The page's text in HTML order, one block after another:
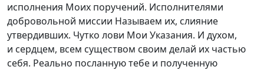
исполнения Моих поручений. Исполнителями
добровольной миссии Называем их, слияние
утвердивших. Чутко лови Мои Указания. И духом,
и сердцем, всем существом своим делай их частью
себя. Реально посланную тебе и полученную